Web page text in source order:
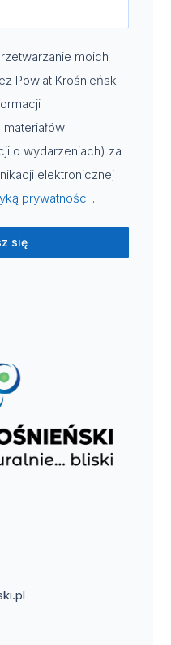
moich
Powiat Krośnieński
o wydarzeniach) za
elektronicznej
prywatności .
się